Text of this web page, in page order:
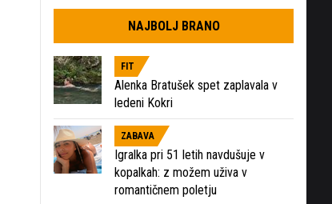
NAJBOLJ BRANO
FIT
Alenka Bratušek spet zaplavala v
ledeni Kokri
ZABAVA
Igralka pri 51 letih navdušuje v
kopalkah: z možem uživa v
romantičnem poletju